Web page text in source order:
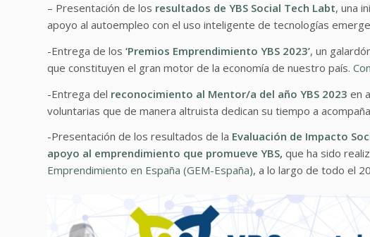
– Presentación de los resultados de YBS Social Tech Labt, una
apoyo al autoempleo con el uso inteligente de tecnologías
-Entrega de los ‘Premios Emprendimiento YBS 2023’, un
que constituyen el gran motor de la economía de nuestro país.
-Entrega del reconocimiento al Mentor/a del año YBS 2023 en
voluntarias que de manera altruista dedican su tiempo a
-Presentación de los resultados de la Evaluación de Impacto
apoyo al emprendimiento que promueve YBS, que ha sido
Emprendimiento en España (GEM-España), a lo largo de todo el